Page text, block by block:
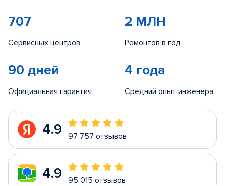
707
Сервисных центров
2 МЛН
Ремонтов в год
90 дней
Официальная гарантия
4 года
Средний опыт инженера
4.9 97 757 отзывов
4.9 95 015 отзывов